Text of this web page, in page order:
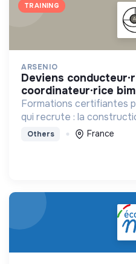
TRAINING
ARSENIO
deviens conducteur·rice de travaux ou
coordinateur·rice bim
Formations certifiantes
qui recrute : la
Others France